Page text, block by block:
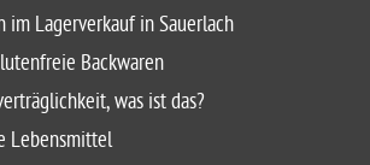
im Lagerverkauf in Sauerlach
Backwaren
was ist das?
Lebensmittel